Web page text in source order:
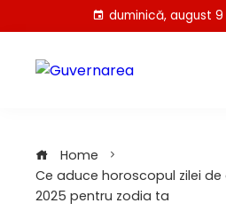
to
content
duminică, august 9
Home
Ce aduce horoscopul zilei
2025 pentru zodia ta